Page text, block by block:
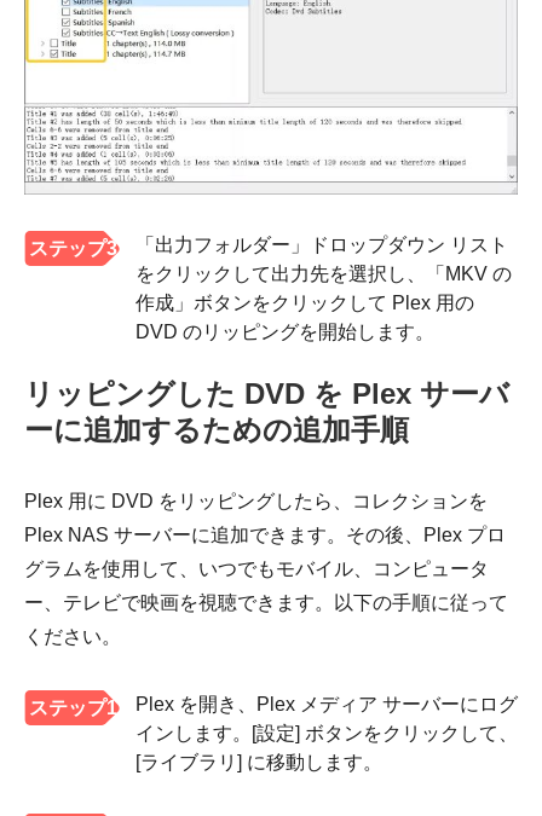
ステップ3
「出力フォルダー」ドロップダウン リスト
をクリックして出力先を選択し、「MKV の
作成」ボタンをクリックして Plex 用の
DVD のリッピングを開始します。
リッピングした DVD を Plex サーバ
ーに追加するための追加手順
Plex 用に DVD をリッピングしたら、コレクションを
Plex NAS サーバーに追加できます。その後、Plex プロ
グラムを使用して、いつでもモバイル、コンピュータ
ー、テレビで映画を視聴できます。以下の手順に従って
ください。
ステップ1
Plex を開き、Plex メディア サーバーにログ
インします。[設定] ボタンをクリックして、
[ライブラリ] に移動します。